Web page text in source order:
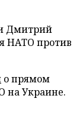
Дмитрий
НАТО против
о прямом
на Украине.